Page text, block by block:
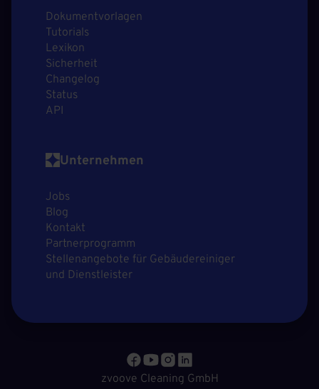
Dokumentvorlagen
Tutorials
Lexikon
Sicherheit
Changelog
Status
API
Unternehmen
Jobs
Blog
Kontakt
Partnerprogramm
Stellenangebote für Gebäudereiniger
und Dienstleister
zvoove Cleaning GmbH